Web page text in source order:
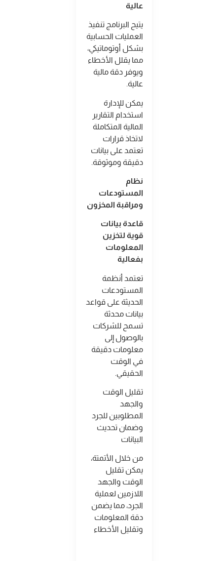
عالية
يتيح البرنامج تنفيذ
العمليات الحسابية
بشكل أوتوماتيكي،
مما يقلل الأخطاء
ويوفر دقة مالية
عالية.
يمكن للإدارة
استخدام التقارير
المالية المتكاملة
لاتخاذ قرارات
تعتمد على بيانات
دقيقة وموثوقة.
نظام
المستودعات
ومراقبة المخزون
قاعدة بيانات
قوية لتخزين
المعلومات
بفعالية
تعتمد أنظمة
المستودعات
الحديثة على قواعد
بيانات محدثة
تسمح للشركات
بالوصول إلى
معلومات دقيقة
في الوقت
الحقيقي.
تقليل الوقت
والجهد
المطلوبين للجرد
وضمان تحديث
البيانات
من خلال الأتمتة،
يمكن تقليل
الوقت والجهد
اللازمين لعملية
الجرد، مما يضمن
دقة المعلومات
وتقليل الأخطاء